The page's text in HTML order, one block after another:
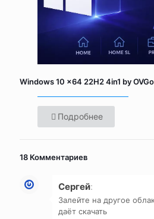
Windows 10 x64 22H2 4in1 by
Подробнее
18 Комментариев
Сергей:
Залейте на другое
даёт скачать